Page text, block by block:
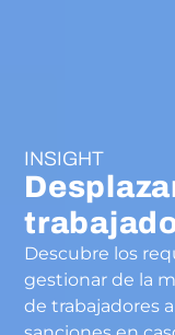
INSIGHT
Descubre los
gestionar de la
de trabajadores